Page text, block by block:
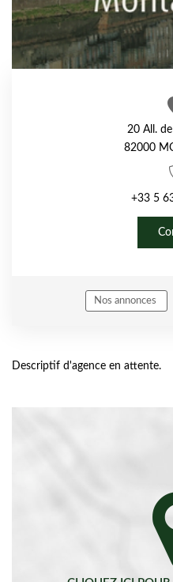
20 All.
82000
+33 5
Nos annonces
Descriptif d'agence en attente.